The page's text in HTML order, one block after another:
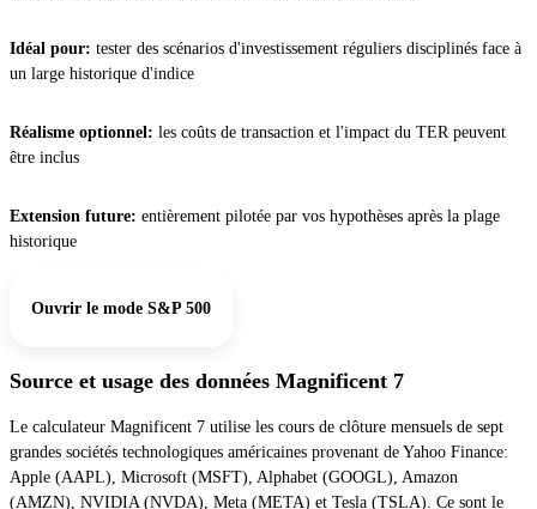
Idéal pour: tester des scénarios d'investissement réguliers disciplinés face à
un large historique d'indice
Réalisme optionnel: les coûts de transaction et l'impact du TER peuvent
être inclus
Extension future: entièrement pilotée par vos hypothèses après la plage
historique
Ouvrir le mode S&P 500
Source et usage des données Magnificent 7
Le calculateur Magnificent 7 utilise les cours de clôture mensuels de sept
grandes sociétés technologiques américaines provenant de Yahoo Finance:
Apple (AAPL), Microsoft (MSFT), Alphabet (GOOGL), Amazon
(AMZN), NVIDIA (NVDA), Meta (META) et Tesla (TSLA). Ce sont le